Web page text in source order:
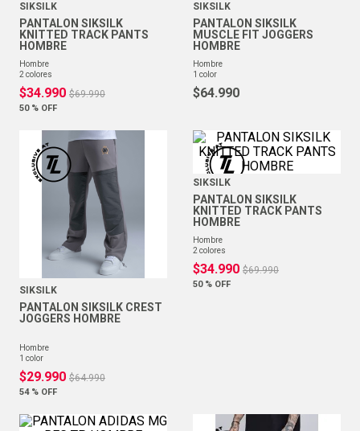
SIKSILK
PANTALON SIKSILK
KNITTED TRACK PANTS
HOMBRE
hombre
2 colores
$34.990 $69.990
50 % OFF
SIKSILK
PANTALON SIKSILK
MUSCLE FIT JOGGERS
HOMBRE
hombre
1 color
$64.990
SIKSILK
PANTALON SIKSILK CREST
JOGGERS HOMBRE
hombre
1 color
$29.990 $64.990
54 % OFF
SIKSILK
PANTALON SIKSILK
KNITTED TRACK PANTS
HOMBRE
hombre
2 colores
$34.990 $69.990
50 % OFF